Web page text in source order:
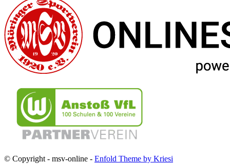
© Copyright - msv-online - Enfold Theme by Kriesi